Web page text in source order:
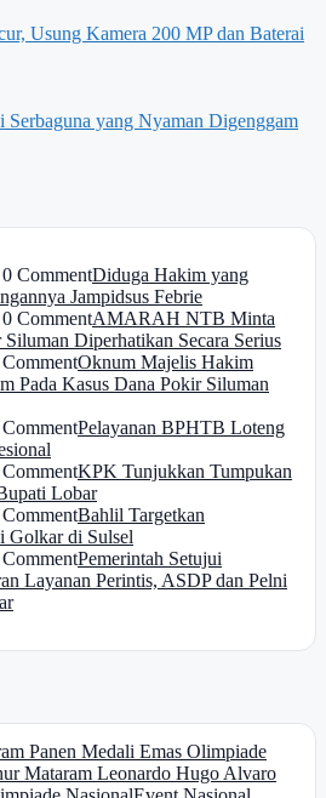
Usung Kamera 200 MP dan Baterai
yang Nyaman Digenggam
CommentDiduga Hakim yang
Jampidsus Febrie
CommentAMARAH NTB Minta
Diperhatikan Secara Serius
Oknum Majelis Hakim
Pada Kasus Dana Pokir Siluman
Pelayanan BPHTB Loteng
KPK Tunjukkan Tumpukan
Lobar
Bahlil Targetkan
Golkar di Sulsel
Pemerintah Setujui
Layanan Perintis, ASDP dan Pelni
Panen Medali Emas Olimpiade
Mataram Leonardo Hugo Alvaro